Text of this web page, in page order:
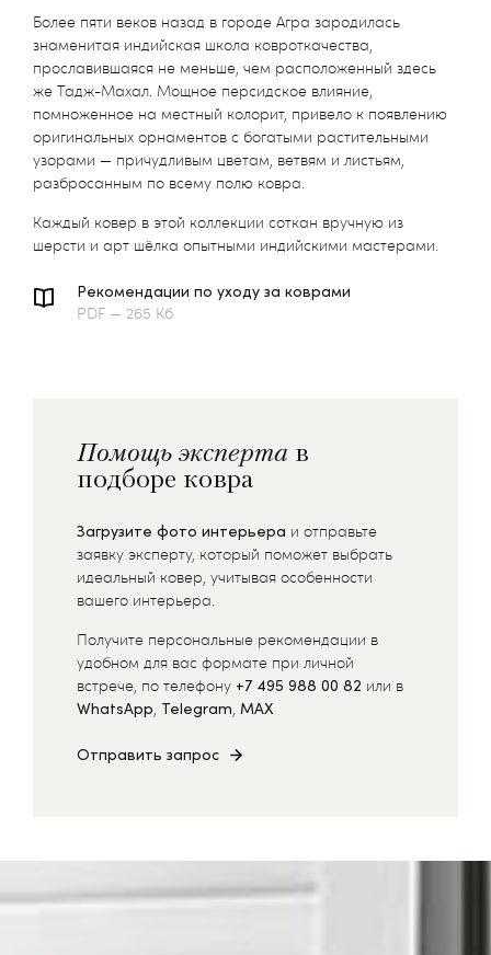
Более пяти веков назад в городе Агра зародилась
знаменитая индийская школа ковроткачества,
прославившаяся не меньше, чем расположенный здесь
же Тадж-Махал. Мощное персидское влияние,
помноженное на местный колорит, привело к появлению
оригинальных орнаментов с богатыми растительными
узорами — причудливым цветам, ветвям и листьям,
разбросанным по всему полю ковра.
Каждый ковер в этой коллекции соткан вручную из
шерсти и арт шёлка опытными индийскими мастерами.
Рекомендации по уходу за коврами
PDF — 265 Кб
Помощь эксперта в
подборе ковра
Загрузите фото интерьера и отправьте
заявку эксперту, который поможет выбрать
идеальный ковер, учитывая особенности
вашего интерьера.
Получите персональные рекомендации в
удобном для вас формате при личной
встрече, по телефону +7 495 988 00 82 или в
WhatsApp, Telegram, MAX
Отправить запрос